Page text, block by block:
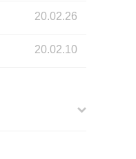
20.02.26
20.02.10